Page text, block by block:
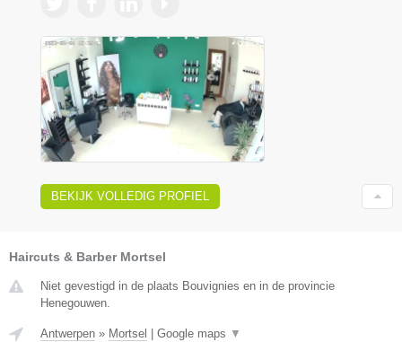
BEKIJK VOLLEDIG PROFIEL
Haircuts & Barber Mortsel
Niet gevestigd in de plaats Bouvignies en in de provincie
Henegouwen.
Antwerpen » Mortsel Google maps ▼